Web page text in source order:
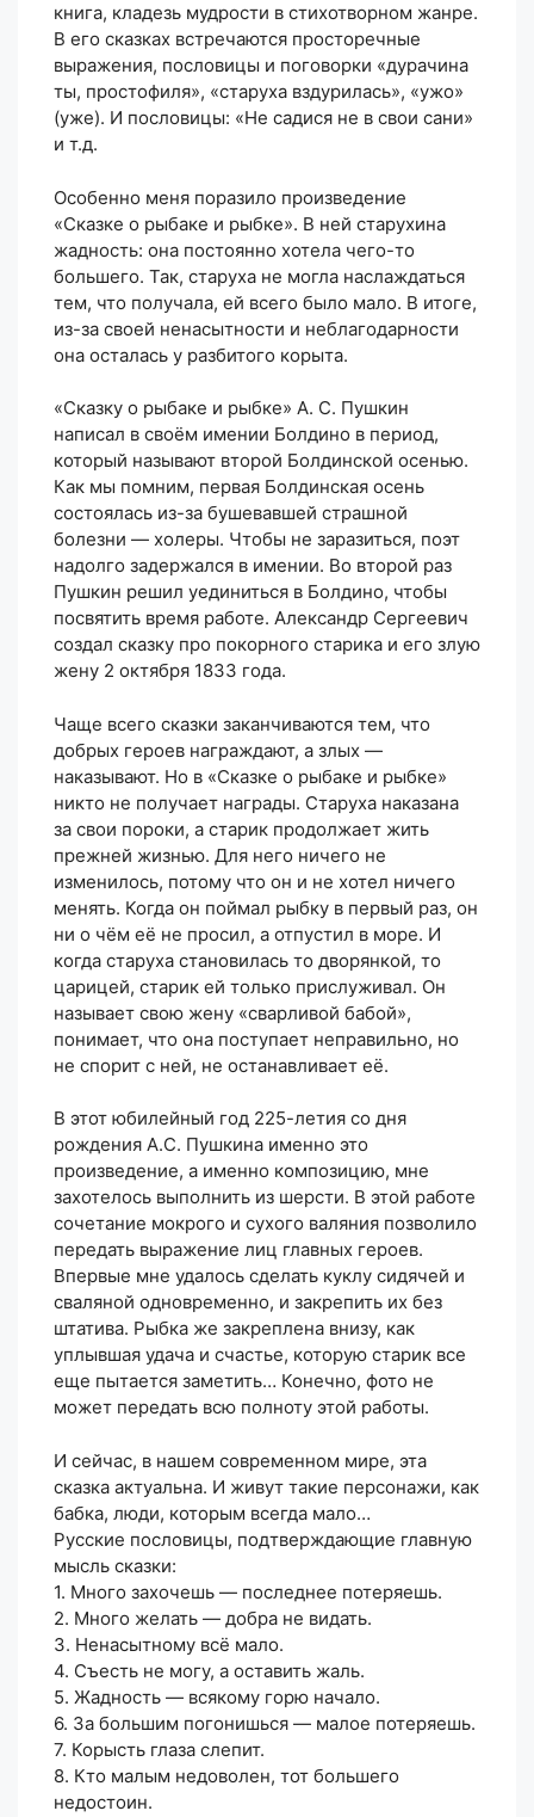
книга, кладезь мудрости в стихотворном жанре.
В его сказках встречаются просторечные
выражения, пословицы и поговорки «дурачина
ты, простофиля», «старуха вздурилась», «ужо»
(уже). И пословицы: «Не садися не в свои сани»
и т.д.
Особенно меня поразило произведение
«Сказке о рыбаке и рыбке». В ней старухина
жадность: она постоянно хотела чего-то
большего. Так, старуха не могла наслаждаться
тем, что получала, ей всего было мало. В итоге,
из-за своей ненасытности и неблагодарности
она осталась у разбитого корыта.
«Сказку о рыбаке и рыбке» А. С. Пушкин
написал в своём имении Болдино в период,
который называют второй Болдинской осенью.
Как мы помним, первая Болдинская осень
состоялась из-за бушевавшей страшной
болезни — холеры. Чтобы не заразиться, поэт
надолго задержался в имении. Во второй раз
Пушкин решил уединиться в Болдино, чтобы
посвятить время работе. Александр Сергеевич
создал сказку про покорного старика и его злую
жену 2 октября 1833 года.
Чаще всего сказки заканчиваются тем, что
добрых героев награждают, а злых —
наказывают. Но в «Сказке о рыбаке и рыбке»
никто не получает награды. Старуха наказана
за свои пороки, а старик продолжает жить
прежней жизнью. Для него ничего не
изменилось, потому что он и не хотел ничего
менять. Когда он поймал рыбку в первый раз, он
ни о чём её не просил, а отпустил в море. И
когда старуха становилась то дворянкой, то
царицей, старик ей только прислуживал. Он
называет свою жену «сварливой бабой»,
понимает, что она поступает неправильно, но
не спорит с ней, не останавливает её.
В этот юбилейный год 225-летия со дня
рождения А.С. Пушкина именно это
произведение, а именно композицию, мне
захотелось выполнить из шерсти. В этой работе
сочетание мокрого и сухого валяния позволило
передать выражение лиц главных героев.
Впервые мне удалось сделать куклу сидячей и
сваляной одновременно, и закрепить их без
штатива. Рыбка же закреплена внизу, как
уплывшая удача и счастье, которую старик все
еще пытается заметить… Конечно, фото не
может передать всю полноту этой работы.
И сейчас, в нашем современном мире, эта
сказка актуальна. И живут такие персонажи, как
бабка, люди, которым всегда мало…
Русские пословицы, подтверждающие главную
мысль сказки:
1. Много захочешь — последнее потеряешь.
2. Много желать — добра не видать.
3. Ненасытному всё мало.
4. Съесть не могу, а оставить жаль.
5. Жадность — всякому горю начало.
6. За большим погонишься — малое потеряешь.
7. Корысть глаза слепит.
8. Кто малым недоволен, тот большего
недостоин.